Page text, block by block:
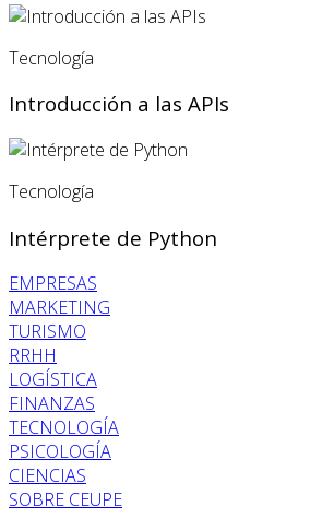
Tecnología
Introducción a las APIs
Tecnología
Intérprete de Python
EMPRESAS
MARKETING
TURISMO
RRHH
LOGÍSTICA
FINANZAS
TECNOLOGÍA
PSICOLOGÍA
CIENCIAS
SOBRE CEUPE